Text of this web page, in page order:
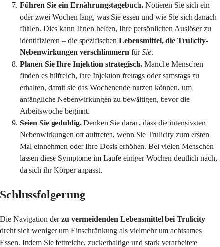
Führen Sie ein Ernährungstagebuch. Notieren Sie sich ein
oder zwei Wochen lang, was Sie essen und wie Sie sich danach
fühlen. Dies kann Ihnen helfen, Ihre persönlichen Auslöser zu
identifizieren – die spezifischen Lebensmittel, die Trulicity-
Nebenwirkungen verschlimmern fürSie.
Planen Sie Ihre Injektion strategisch. Manche Menschen
finden es hilfreich, ihre Injektion freitags oder samstags zu
erhalten, damit sie das Wochenende nutzen können, um
anfängliche Nebenwirkungen zu bewältigen, bevor die
Arbeitswoche beginnt.
Seien Sie geduldig. Denken Sie daran, dass die intensivsten
Nebenwirkungen oft auftreten, wenn Sie Trulicity zum ersten
Mal einnehmen oder Ihre Dosis erhöhen. Bei vielen Menschen
lassen diese Symptome im Laufe einiger Wochen deutlich nach,
da sich ihr Körper anpasst.
Schlussfolgerung
Die Navigation derzu vermeidenden Lebensmittel bei Trulicity
dreht sich weniger um Einschränkung als vielmehr um achtsames
Essen. Indem Sie fettreiche, zuckerhaltige und stark verarbeitete